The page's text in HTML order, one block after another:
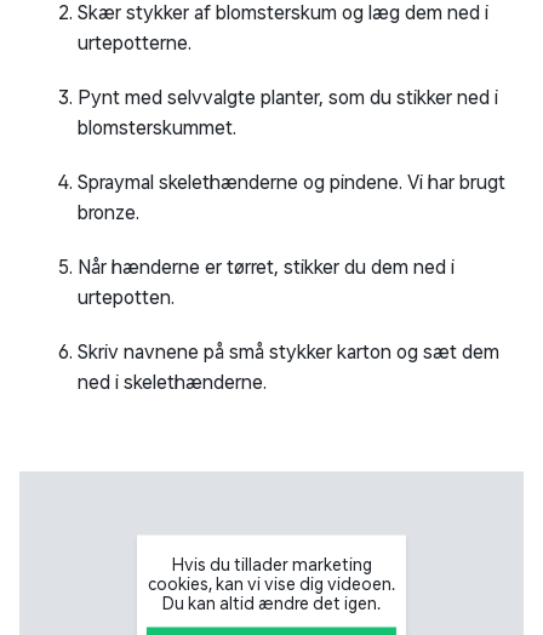
Skær stykker af blomsterskum og læg dem ned i
urtepotterne.
Pynt med selvvalgte planter, som du stikker ned i
blomsterskummet.
Spraymal skelethænderne og pindene. Vi har brugt
bronze.
Når hænderne er tørret, stikker du dem ned i
urtepotten.
Skriv navnene på små stykker karton og sæt dem
ned i skelethænderne.
Hvis du tillader marketing
cookies, kan vi vise dig videoen.
Du kan altid ændre det igen.